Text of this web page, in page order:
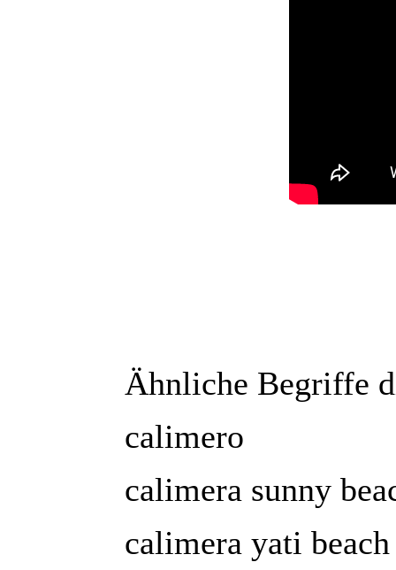
Ähnliche Begriffe
calimero
calimera sunny
calimera yati beach